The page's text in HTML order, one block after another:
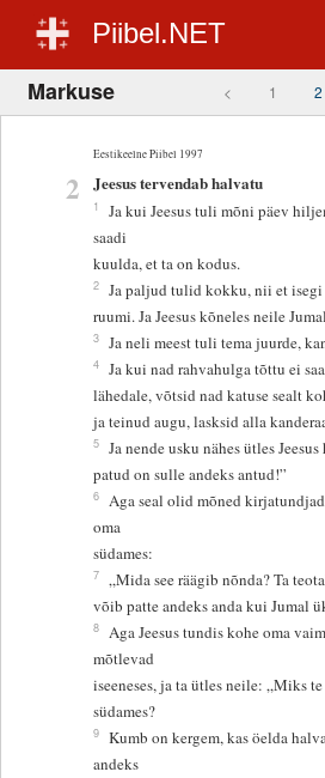
Piibel.NET
Markuse < 1 2
Eestikeelne Piibel 1997
2 Jeesus tervendab halvatu
1
Ja kui Jeesus tuli mõni päev
saadi
kuulda, et ta on kodus.
2 Ja paljud tulid kokku, nii et isegi
ruumi. Ja Jeesus kõneles neile
3 Ja neli meest tuli tema juurde,
4 Ja kui nad rahvahulga tõttu ei
lähedale, võtsid nad katuse sealt
ja teinud augu, lasksid alla
5 Ja nende usku nähes ütles
patud on sulle andeks antud!”
6 Aga seal olid mõned
oma
südames:
7 „Mida see räägib nõnda? Ta
võib patte andeks anda kui Jumal
8 Aga Jeesus tundis kohe oma
mõtlevad
iseeneses, ja ta ütles neile: „Miks
südames?
9 Kumb on kergem, kas öelda
andeks